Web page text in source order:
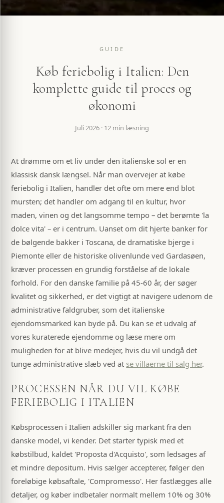
GUIDE
Køb feriebolig i Italien: Den
komplette guide til proces og
økonomi
Juli 2026 · 12 min læsning
At drømme om et liv under den italienske sol er en
klassisk dansk længsel. Når man overvejer at købe
feriebolig i Italien, handler det ofte om mere end blot
mursten; det handler om adgang til en kultur, hvor
maden, vinen og det langsomme tempo – det berømte 'la
dolce vita' – er i centrum. Uanset om dit hjerte banker for
de bølgende bakker i Toscana, de dramatiske bjerge i
Piemonte eller de historiske olivenlunde ved Gardasøen,
kræver processen en grundig forståelse af de lokale
forhold. For den danske familie på 45-60 år, der søger
kvalitet og sikkerhed, er det vigtigt at navigere udenom de
administrative faldgruber, som det italienske
ejendomsmarked kan byde på. Du kan se et udvalg af
vores kuraterede ejendomme og læse mere om
muligheden for at blive medejer, hvis du vil undgå det
tunge administrative slæb ved at se villaerne til salg her.
PROCESSEN NÅR DU VIL KØBE
FERIEBOLIG I ITALIEN
Købsprocessen i Italien adskiller sig markant fra den
danske model, vi kender. Det starter typisk med et
købstilbud, kaldet 'Proposta d'Acquisto', som ledsages af
et mindre depositum. Hvis sælger accepterer, følger den
foreløbige købsaftale, 'Compromesso'. Her fastlægges alle
detaljer, og køber indbetaler normalt mellem 10% og 30%